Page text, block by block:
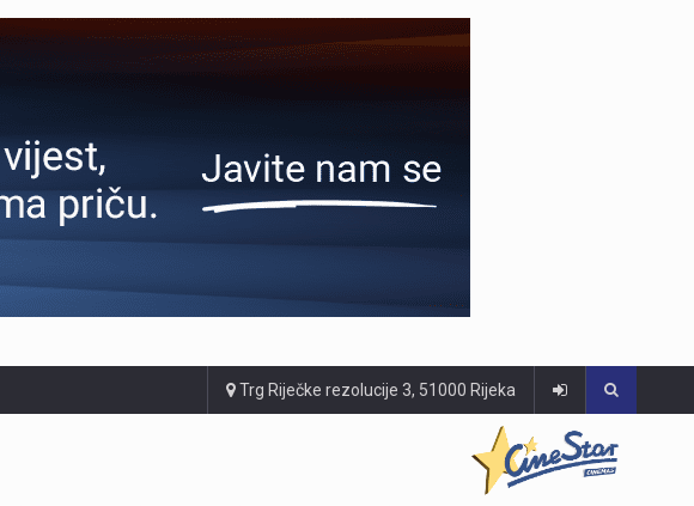
Trg Riječke rezolucije 3, 51000 Rijeka